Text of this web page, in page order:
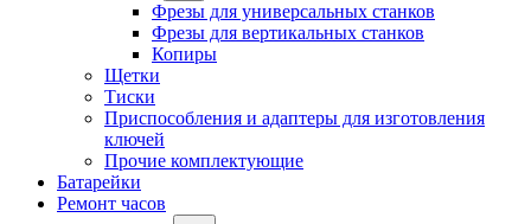
Фрезы для универсальных станков
Фрезы для вертикальных станков
Копиры
Щетки
Тиски
Приспособления и адаптеры для изготовления
ключей
Прочие комплектующие
Батарейки
Ремонт часов